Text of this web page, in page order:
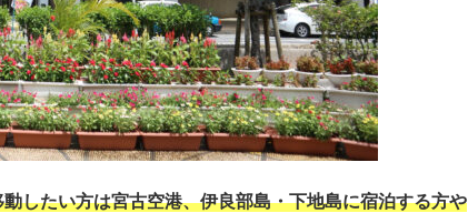
したい方は宮古空港、伊良部島・下地島に宿泊する方や